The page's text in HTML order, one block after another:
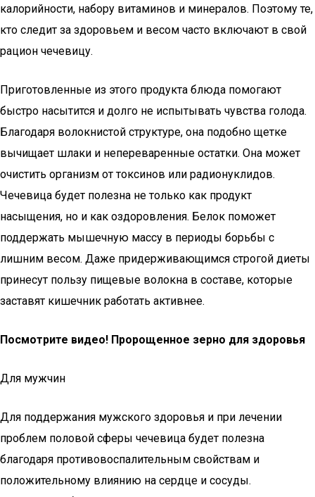
калорийности, набору витаминов и минералов. Поэтому те,
кто следит за здоровьем и весом часто включают в свой
рацион чечевицу.
Приготовленные из этого продукта блюда помогают
быстро насытится и долго не испытывать чувства голода.
Благодаря волокнистой структуре, она подобно щетке
вычищает шлаки и непереваренные остатки. Она может
очистить организм от токсинов или радионуклидов.
Чечевица будет полезна не только как продукт
насыщения, но и как оздоровления. Белок поможет
поддержать мышечную массу в периоды борьбы с
лишним весом. Даже придерживающимся строгой диеты
принесут пользу пищевые волокна в составе, которые
заставят кишечник работать активнее.
Посмотрите видео! Пророщенное зерно для здоровья
Для мужчин
Для поддержания мужского здоровья и при лечении
проблем половой сферы чечевица будет полезна
благодаря противовоспалительным свойствам и
положительному влиянию на сердце и сосуды.